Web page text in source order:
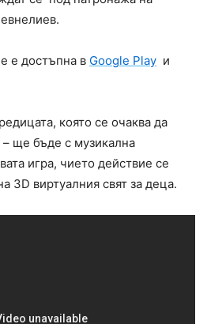
е достъпна в Google Play и
която се очаква да
– ще бъде с музикална
игра, чието действие се
3D виртуалния свят за деца.